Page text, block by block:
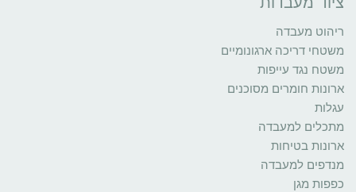
ריהוט מעבדה
משטחי דריכה ארגונומיים
משטח נגד עייפות
ארונות חומרים מסוכנים
עגלות
מתכלים למעבדה
ארונות בטיחות
מנדפים למעבדה
כפפות מגן